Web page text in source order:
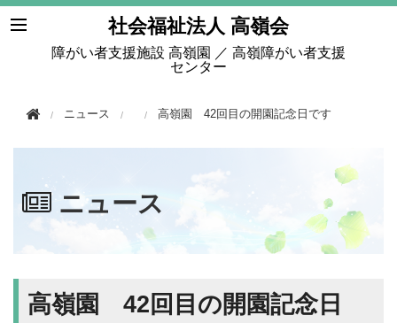
社会福祉法人 高嶺会
障がい者支援施設 高嶺園 ／ 高嶺障がい者支援
センター
ニュース 高嶺園 42回目の開園記念日です
ニュース
高嶺園 42回目の開園記念日